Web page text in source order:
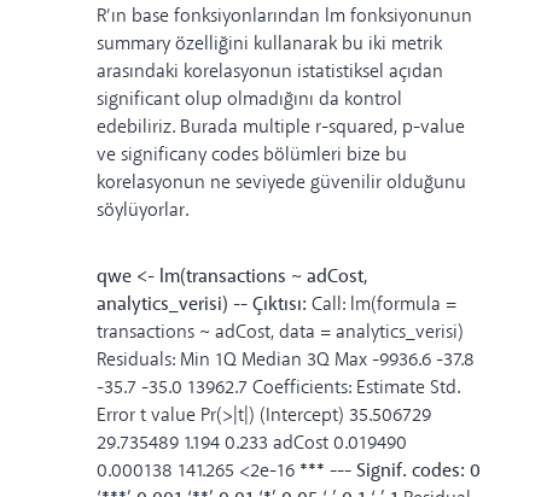
R’ın base fonksiyonlarından lm fonksiyonunun
summary özelliğini kullanarak bu iki metrik
arasındaki korelasyonun istatistiksel açıdan
significant olup olmadığını da kontrol
edebiliriz. Burada multiple r-squared, p-value
ve significany codes bölümleri bize bu
korelasyonun ne seviyede güvenilir olduğunu
söylüyorlar.
qwe <- lm(transactions ~ adCost,
analytics_verisi) -- Çıktısı: Call: lm(formula =
transactions ~ adCost, data = analytics_verisi)
Residuals: Min 1Q Median 3Q Max -9936.6 -37.8
-35.7 -35.0 13962.7 Coefficients: Estimate Std.
Error t value Pr(>|t|) (Intercept) 35.506729
29.735489 1.194 0.233 adCost 0.019490
0.000138 141.265 <2e-16 *** --- Signif. codes: 0